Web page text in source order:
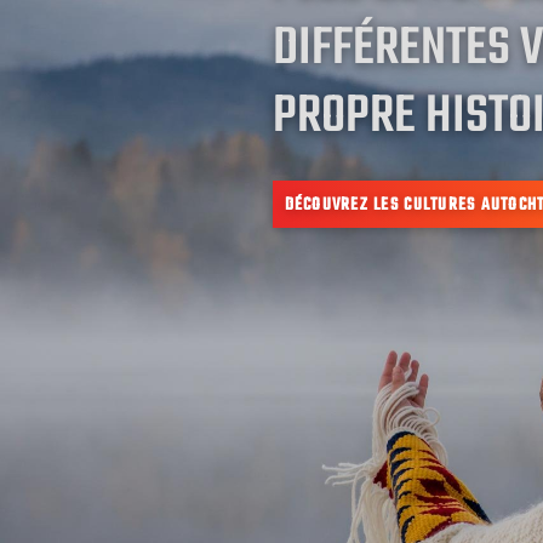
DIFFÉRENTES
PROPRE
DÉCOUVREZ LES CULTURES